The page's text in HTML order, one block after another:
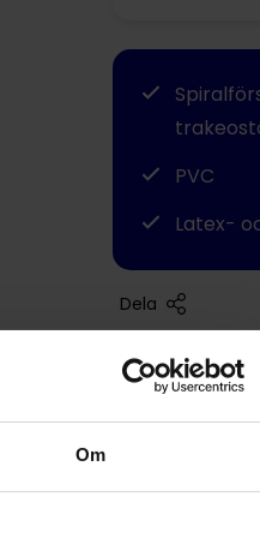
Om
PVC
Latex-
Dela